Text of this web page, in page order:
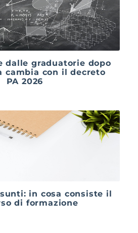
dalle graduatorie dopo
cambia con il decreto
PA 2026
in cosa consiste il
di formazione